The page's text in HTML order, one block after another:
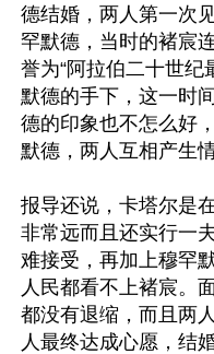
德结婚，两人第一次
罕默德，当时的褚宸
誉为“阿拉伯二十世纪
默德的手下，这一时
德的印象也不怎么好
默德，两人互相产生情
报导还说，卡塔尔是
非常远而且还实行一
难接受，再加上穆罕
人民都看不上褚宸。
都没有退缩，而且两
人最终达成心愿，结婚